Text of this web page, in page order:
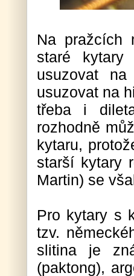
Na pražcích
staré kytary
usuzovat
usuzovat na
třeba i
rozhodně
kytaru,
starší kytary
Martin) se
Pro kytary s
tzv.
slitina je
(paktong),